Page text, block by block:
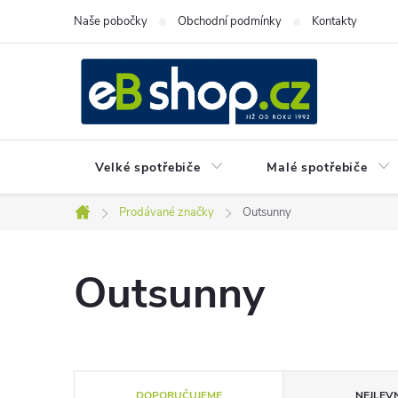
Naše pobočky Obchodní podmínky Kontakty
Velké spotřebiče Malé spotřebiče
Domů
Prodávané značky Outsunny
Outsunny